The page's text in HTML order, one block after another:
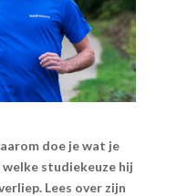
doe je wat je
studiekeuze hij
Lees over zijn